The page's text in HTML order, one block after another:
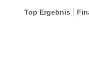
Top Ergebnis